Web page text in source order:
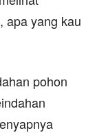
apa yang kau
pohon